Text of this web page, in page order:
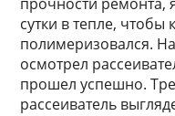
сутки в тепле,
полимеризовался.
осмотрел
прошел успешно.
рассеиватель